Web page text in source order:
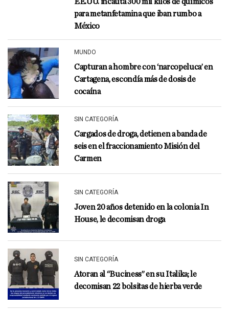
para metanfetamina que iban rumbo a
México
MUNDO
Capturan a hombre con ‘narcopeluca’ en
Cartagena, escondía más de dosis de
cocaína
SIN CATEGORÍA
Cargados de droga, detienen a banda de
seis en el fraccionamiento Misión del
Carmen
SIN CATEGORÍA
Joven 20 años detenido en la colonia In
House, le decomisan droga
SIN CATEGORÍA
Atoran al “Buciness” en su Italika; le
decomisan 22 bolsitas de hierba verde